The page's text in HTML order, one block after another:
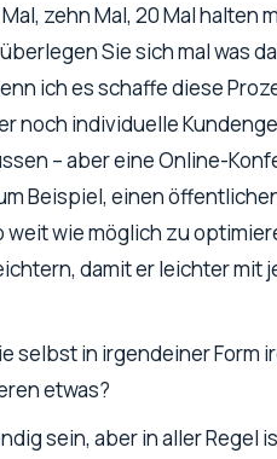
zehn Mal, 20 Mal halten
Sie sich mal was
ich es schaffe diese
noch individuelle
– aber eine Online-
Beispiel, einen
wie möglich zu
damit er leichter mit
selbst in irgendeiner Form
etwas?
sein, aber in aller Regel